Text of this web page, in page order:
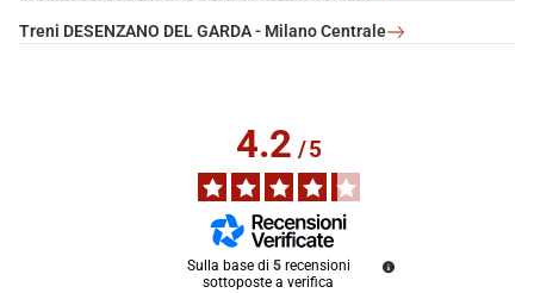
Treni DESENZANO DEL GARDA - Milano Centrale
4.2/5
Sulla base di 5 recensioni
sottoposte a verifica